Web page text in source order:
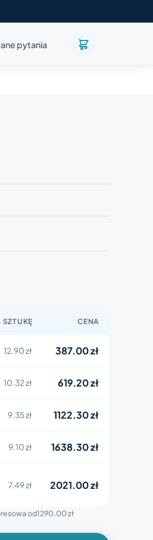
pytania
SZTUKĘ CENA
12.90 zł 387.00 zł
10.32 zł 619.20 zł
9.35 zł 1122.30 zł
9.10 zł 1638.30 zł
7.49 zł 2021.00 zł
od1290.00 zł